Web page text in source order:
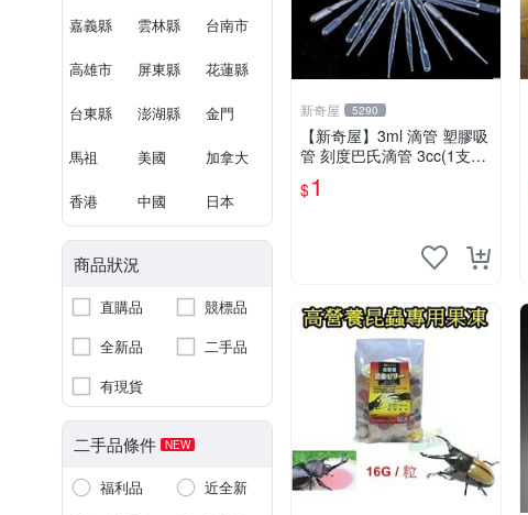
嘉義縣 雲林縣 台南市
高雄市 屏東縣 花蓮縣
台東縣 澎湖縣 金門
馬祖 美國 加拿大
香港 中國 日本
商品狀況
直購品
競標品
全新品
二手品
有現貨
二手品條件 NEW
福利品
近全新
新奇屋 5290
【新奇屋】3ml 滴管 塑膠吸
管 刻度巴氏滴管 3cc(1支1
元)
$1